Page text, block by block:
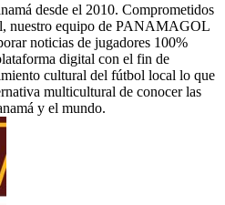
desde el 2010. Comprometidos
nuestro equipo de PANAMAGOL
noticias de jugadores 100%
digital con el fin de
cultural del fútbol local lo que
multicultural de conocer las
y el mundo.